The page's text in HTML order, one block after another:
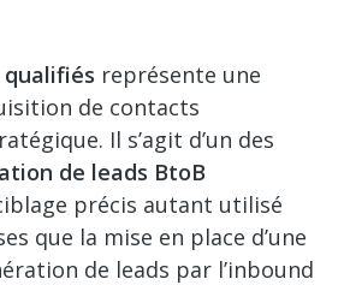
qualifiés représente une
de contacts
Il s’agit d’un des
de leads BtoB
précis autant utilisé
que la mise en place d’une
de leads par l’inbound